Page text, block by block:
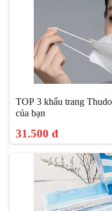
TOP 3 khẩu trang
của bạn
31.500 đ